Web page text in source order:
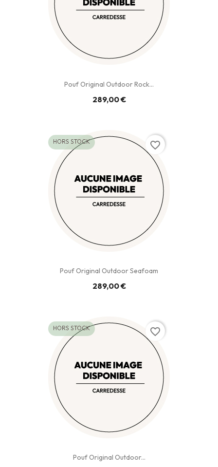
Pouf Original Outdoor Rock...
289,00 €
Pouf Original Outdoor Seafoam
289,00 €
HORS STOCK favorite_border
Pouf Original Outdoor...
HORS STOCK favorite_border